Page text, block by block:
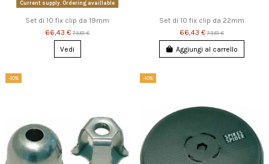
Current supply. Ordering availlable
Set di 10 fix clip da 19mm
66,43 €73,81 €
Vedi
Set di 10 fix clip da 22mm
66,43 €73,81 €
Aggiungi al carrello
-10% -10%